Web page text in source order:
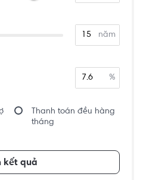
năm
%
Thanh toán đều hàng
tháng
kết quả